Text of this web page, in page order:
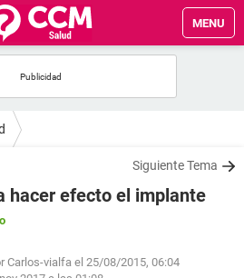
MENU
Siguiente Tema
hacer efecto el implante
Carlos-vialfa el 25/08/2015, 06:04